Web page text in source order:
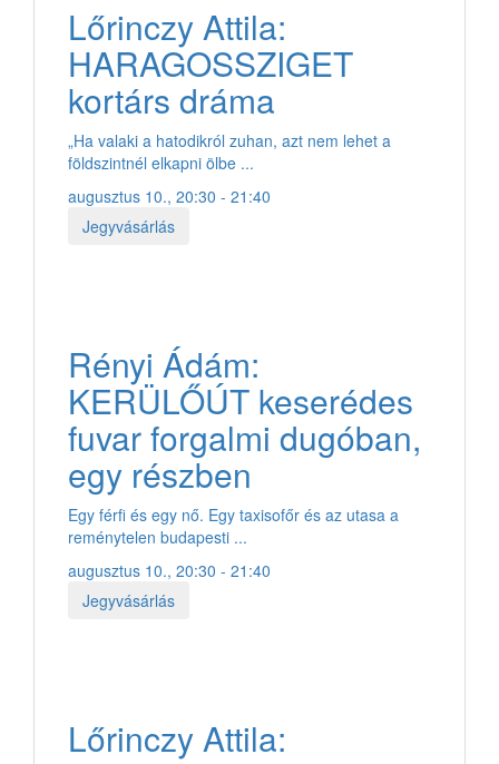
Lőrinczy Attila:
HARAGOSSZIGET
kortárs dráma
„Ha valaki a hatodikról zuhan, azt nem lehet a
földszintnél elkapni ölbe ...
augusztus 10., 20:30 - 21:40
Jegyvásárlás
Rényi Ádám:
KERÜLŐÚT keserédes
fuvar forgalmi dugóban,
egy részben
Egy férfi és egy nő. Egy taxisofőr és az utasa a
reménytelen budapesti ...
augusztus 10., 20:30 - 21:40
Jegyvásárlás
Lőrinczy Attila: